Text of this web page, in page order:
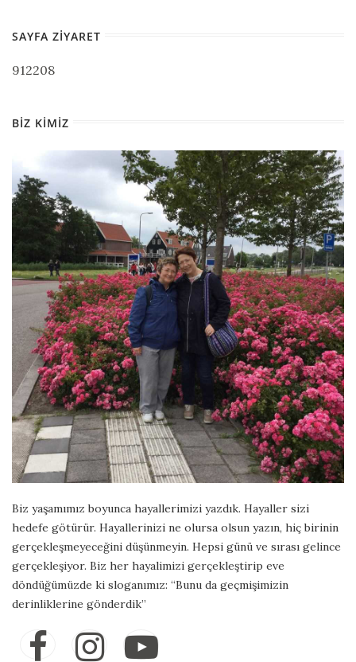
SAYFA ZIYARET
912208
BIZ KIMIZ
Biz yaşamımız boyunca hayallerimizi yazdık. Hayaller sizi
hedefe götürür. Hayallerinizi ne olursa olsun yazın, hiç birinin
gerçekleşmeyeceğini düşünmeyin. Hepsi günü ve sırası gelince
gerçekleşiyor. Biz her hayalimizi gerçekleştirip eve
döndüğümüzde ki sloganımız: “Bunu da geçmişimizin
derinliklerine gönderdik”